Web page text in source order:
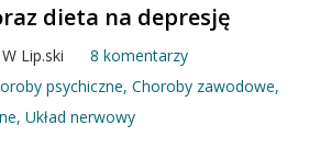
dieta na depresję
Lip.ski
8 komentarzy
psychiczne, Choroby zawodowe,
, Układ nerwowy